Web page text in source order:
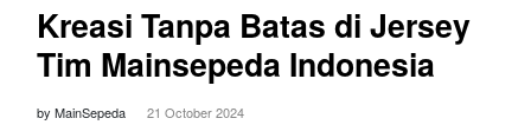
Kreasi Tanpa Batas di Jersey
Tim Mainsepeda Indonesia
by MainSepeda 21 October 2024